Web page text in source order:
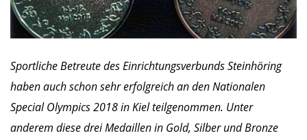
Sportliche Betreute des Einrichtungsverbunds Steinhöring
haben auch schon sehr erfolgreich an den Nationalen
Special Olympics 2018 in Kiel teilgenommen. Unter
anderem diese drei Medaillen in Gold, Silber und Bronze